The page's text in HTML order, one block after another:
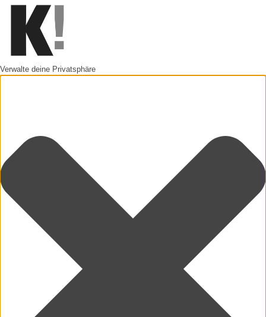
Verwalte deine Privatsphäre